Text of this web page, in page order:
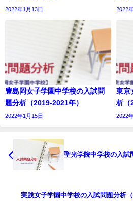
2022年1月13日 2022
豊島岡女子学園中学校の入試問
題分析（2019-2021年）
2022年1月15日
東京
析（
2022
聖光学院中学校の入試
実践女子学園中学校の入試問題分析